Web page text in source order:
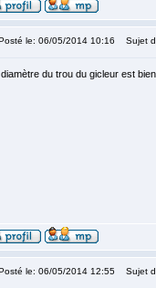
le: 06/05/2014 10:16 Sujet
du trou du gicleur est
le: 06/05/2014 12:55 Sujet